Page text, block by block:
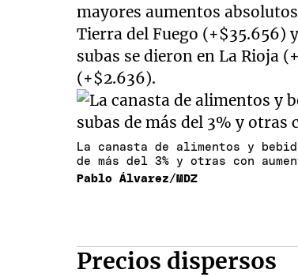
mayores aumentos
Tierra del Fuego (+$35.656)
subas se dieron en La Rioja
(+$2.636).
La canasta de alimentos y
de más del 3% y otras con
Pablo Álvarez/MDZ
Precios dispersos